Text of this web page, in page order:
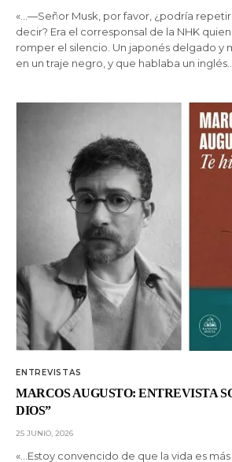
«…—Señor Musk, por favor, ¿podría
decir? Era el corresponsal de la NHK
romper el silencio. Un japonés delgado y
en un traje negro, y que hablaba un
ENTREVISTAS
MARCOS AUGUSTO: ENTREVISTA
DIOS”
25 JUNIO, 2026
«…Estoy convencido de que la vida es